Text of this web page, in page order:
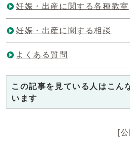
妊娠・出産に関する各種教室
妊娠・出産に関する相談
よくある質問
この記事を見ている人はこん
います
[